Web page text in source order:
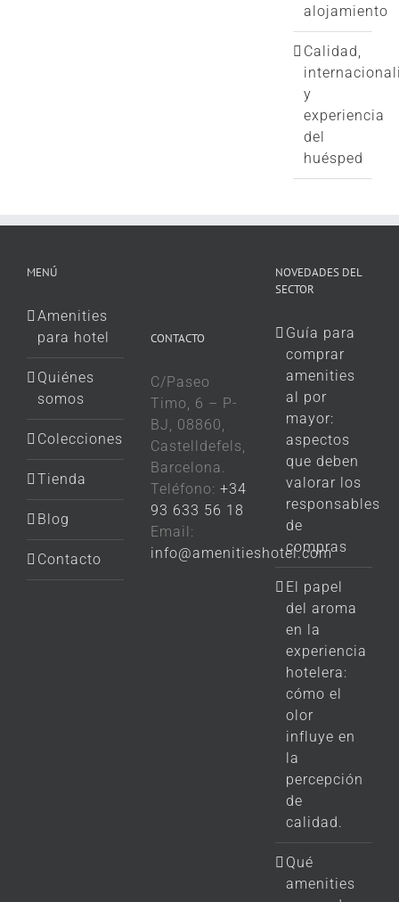
alojamiento
Calidad,
y
experiencia
del
huésped
MENÚ
Amenities
para hotel
Quiénes
somos
Colecciones
Tienda
Blog
Contacto
CONTACTO
C/Paseo
Timo, 6 – P-
BJ, 08860,
Castelldefels,
Barcelona.
Teléfono:+34
93 633 56 18
Email:
info@amenitieshotel.com
NOVEDADES DEL
SECTOR
Guía para
comprar
amenities
al por
mayor:
aspectos
que deben
valorar los
responsables
de
compras
El papel
del aroma
en la
experiencia
hotelera:
cómo el
olor
influye en
la
percepción
de
calidad.
Qué
amenities